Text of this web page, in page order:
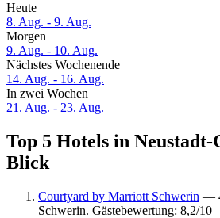
Heute
8. Aug. - 9. Aug.
Morgen
9. Aug. - 10. Aug.
Nächstes Wochenende
14. Aug. - 16. Aug.
In zwei Wochen
21. Aug. - 23. Aug.
Top 5 Hotels in Neustadt-
Blick
Courtyard by Marriott Schwerin —
Schwerin. Gästebewertung: 8,2/10